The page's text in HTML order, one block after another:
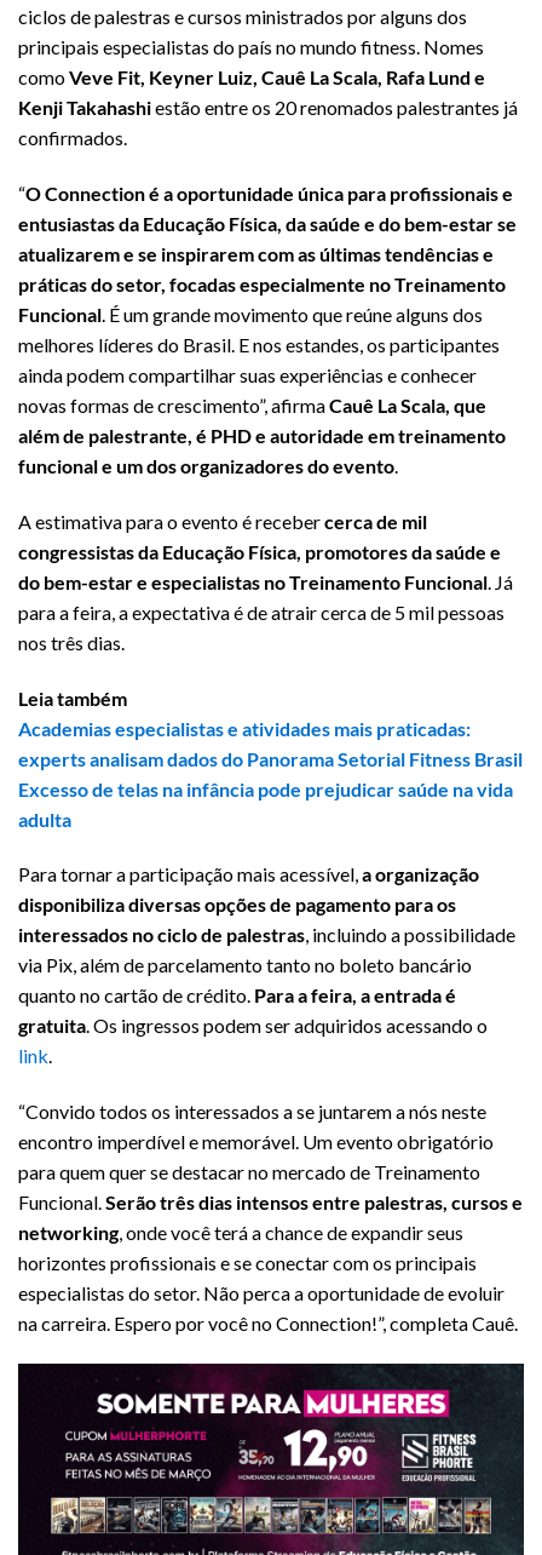
ciclos de palestras e cursos ministrados por alguns dos
principais especialistas do país no mundo fitness. Nomes
comoVeve Fit, Keyner Luiz, Cauê La Scala, Rafa Lund e
Kenji Takahashiestão entre os 20 renomados palestrantes já
confirmados.
“O Connection é a oportunidade única para profissionais e
entusiastas da Educação Física, da saúde e do bem-estar se
atualizarem e se inspirarem com as últimas tendências e
práticas do setor, focadas especialmente no Treinamento
Funcional. É um grande movimento que reúne alguns dos
melhores líderes do Brasil. E nos estandes, os participantes
ainda podem compartilhar suas experiências e conhecer
novas formas de crescimento”, afirmaCauê La Scala, que
além de palestrante, é PHD e autoridade em treinamento
funcional e um dos organizadores do evento.
A estimativa para o evento é recebercerca de mil
congressistas da Educação Física, promotores da saúde e
do bem-estar e especialistas no Treinamento Funcional . Já
para a feira, a expectativa é de atrair cerca de 5 mil pessoas
nos três dias.
Leia também
Academias especialistas e atividades mais praticadas:
experts analisam dados do Panorama Setorial Fitness Brasil
Excesso de telas na infância pode prejudicar saúde na vida
adulta
Para tornar a participação mais acessível,a organização
disponibiliza diversas opções de pagamento para os
interessados no ciclo de palestras, incluindo a possibilidade
via Pix, além de parcelamento tanto no boleto bancário
quanto no cartão de crédito. Para a feira, a entrada é
gratuita. Os ingressos podem ser adquiridos acessando o
link.
“Convido todos os interessados a se juntarem a nós neste
encontro imperdível e memorável. Um evento obrigatório
para quem quer se destacar no mercado de Treinamento
Funcional.Serão três dias intensos entre palestras, cursos e
networking, onde você terá a chance de expandir seus
horizontes profissionais e se conectar com os principais
especialistas do setor. Não perca a oportunidade de evoluir
na carreira. Espero por você no Connection!”, completa Cauê.